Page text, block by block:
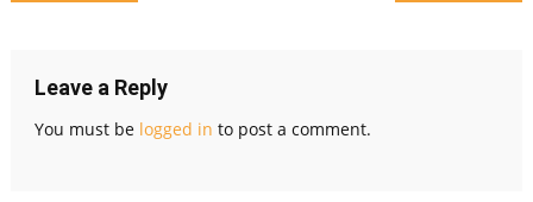
Leave a Reply
You must be logged in to post a comment.